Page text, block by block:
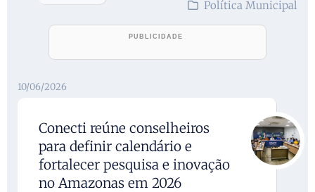
Política Municipal
10/06/2026
Conecti reúne conselheiros
para definir calendário e
fortalecer pesquisa e inovação
no Amazonas em 2026